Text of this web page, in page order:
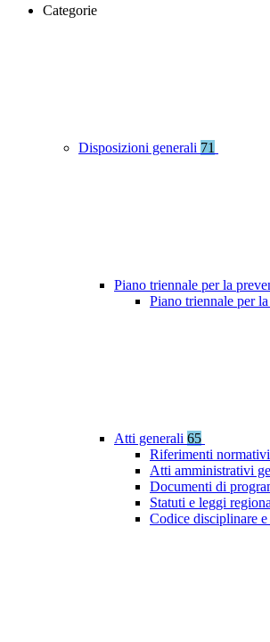
Categorie
Disposizioni generali 71
Piano triennale per la
Piano triennale per
Atti generali 65
Riferimenti
Atti amministrativi
Documenti di
Statuti e leggi
Codice disciplinare